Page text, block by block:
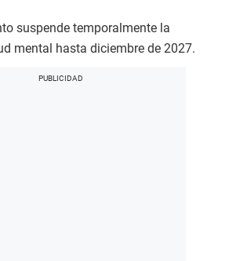
suspende temporalmente la
mental hasta diciembre de 2027.